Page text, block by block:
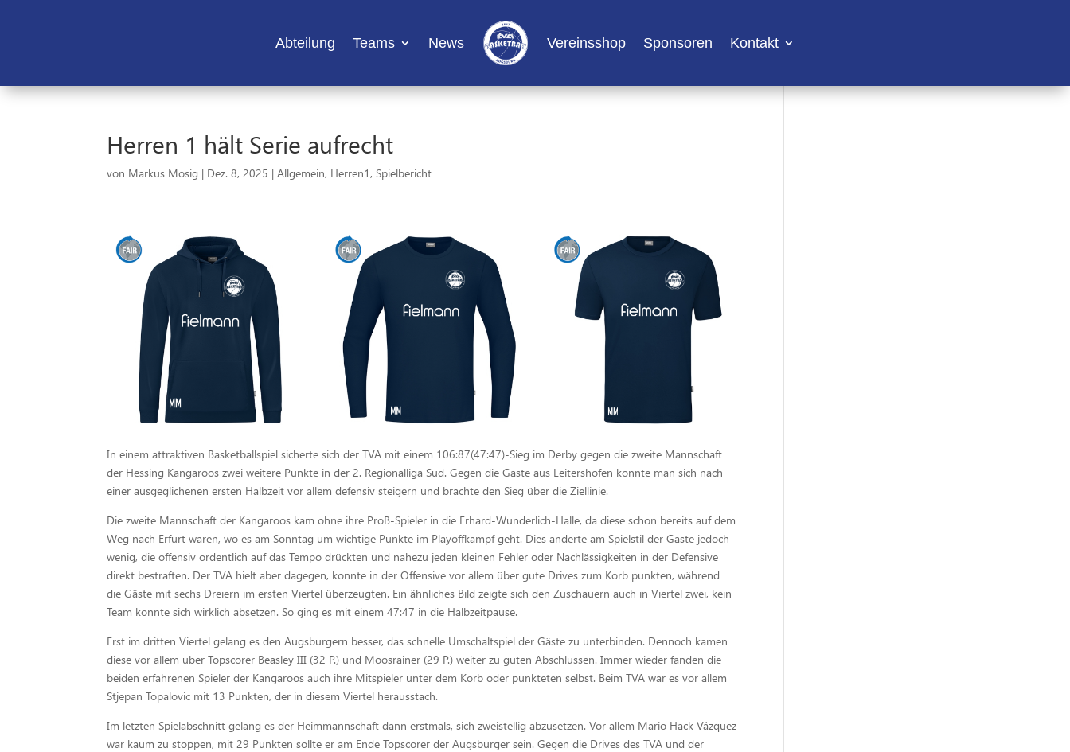
Abteilung Teams News Vereinsshop Sponsoren Kontakt
Herren 1 hält Serie aufrecht
von Markus Mosig | Dez. 8, 2025 |Allgemein, Herren1,Spielbericht
In einem attraktiven Basketballspiel sicherte sich der TVA mit einem 106:87(47:47)-Sieg im Derby gegen die zweite Mannschaft
der Hessing Kangaroos zwei weitere Punkte in der 2. Regionalliga Süd. Gegen die Gäste aus Leitershofen konnte man sich nach
einer ausgeglichenen ersten Halbzeit vor allem defensiv steigern und brachte den Sieg über die Ziellinie.
Die zweite Mannschaft der Kangaroos kam ohne ihre ProB-Spieler in die Erhard-Wunderlich-Halle, da diese schon bereits auf dem
Weg nach Erfurt waren, wo es am Sonntag um wichtige Punkte im Playoffkampf geht. Dies änderte am Spielstil der Gäste jedoch
wenig, die offensiv ordentlich auf das Tempo drückten und nahezu jeden kleinen Fehler oder Nachlässigkeiten in der Defensive
direkt bestraften. Der TVA hielt aber dagegen, konnte in der Offensive vor allem über gute Drives zum Korb punkten, während
die Gäste mit sechs Dreiern im ersten Viertel überzeugten. Ein ähnliches Bild zeigte sich den Zuschauern auch in Viertel zwei, kein
Team konnte sich wirklich absetzen. So ging es mit einem 47:47 in die Halbzeitpause.
Erst im dritten Viertel gelang es den Augsburgern besser, das schnelle Umschaltspiel der Gäste zu unterbinden. Dennoch kamen
diese vor allem über Topscorer Beasley III (32 P.) und Moosrainer (29 P.) weiter zu guten Abschlüssen. Immer wieder fanden die
beiden erfahrenen Spieler der Kangaroos auch ihre Mitspieler unter dem Korb oder punkteten selbst. Beim TVA war es vor allem
Stjepan Topalovic mit 13 Punkten, der in diesem Viertel herausstach.
Im letzten Spielabschnitt gelang es der Heimmannschaft dann erstmals, sich zweistellig abzusetzen. Vor allem Mario Hack Vázquez
war kaum zu stoppen, mit 29 Punkten sollte er am Ende Topscorer der Augsburger sein. Gegen die Drives des TVA und der